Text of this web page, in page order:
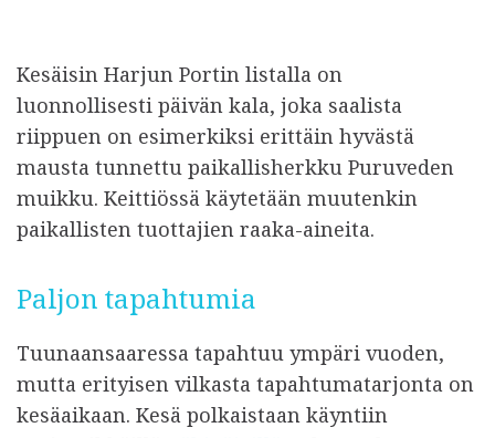
Kesäisin Harjun Portin listalla on
luonnollisesti päivän kala, joka saalista
riippuen on esimerkiksi erittäin hyvästä
mausta tunnettu paikallisherkku Puruveden
muikku. Keittiössä käytetään muutenkin
paikallisten tuottajien raaka-aineita.
Paljon tapahtumia
Tuunaansaaressa tapahtuu ympäri vuoden,
mutta erityisen vilkasta tapahtumatarjonta on
kesäaikaan. Kesä polkaistaan käyntiin